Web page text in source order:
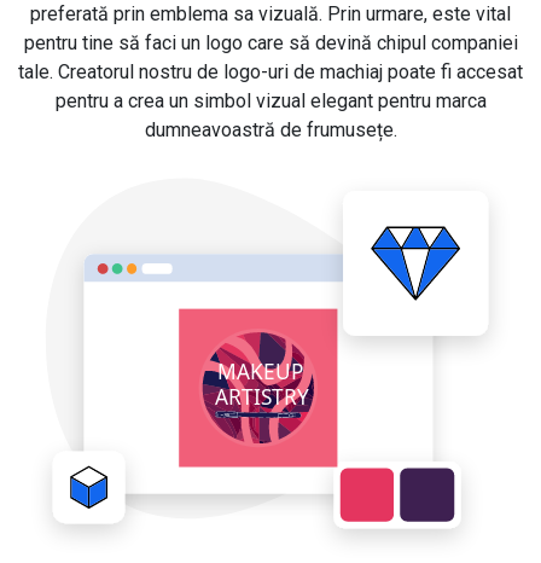
preferată prin emblema sa vizuală. Prin urmare, este vital
pentru tine să faci un logo care să devină chipul companiei
tale. Creatorul nostru de logo-uri de machiaj poate fi accesat
pentru a crea un simbol vizual elegant pentru marca
dumneavoastră de frumusețe.